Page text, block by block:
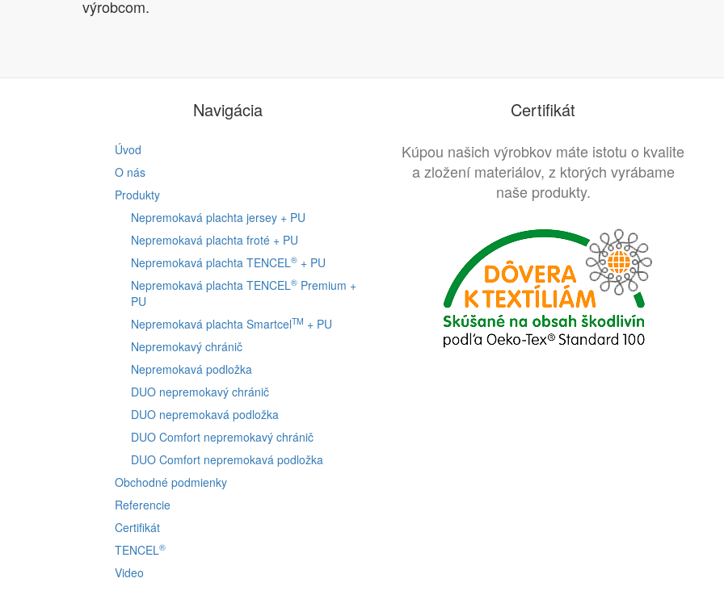
výrobcom.
Navigácia
Úvod
O nás
Produkty
Nepremokavá plachta jersey + PU
Nepremokavá plachta froté + PU
Nepremokavá plachta TENCEL® + PU
Nepremokavá plachta TENCEL® Premium +
PU
Nepremokavá plachta SmartcelTM + PU
Nepremokavý chránič
Nepremokavá podložka
DUO nepremokavý chránič
DUO nepremokavá podložka
DUO Comfort nepremokavý chránič
DUO Comfort nepremokavá podložka
Obchodné podmienky
Referencie
Certifikát
TENCEL®
Video
Certifikát
Kúpou našich výrobkov máte istotu o kvalite
a zložení materiálov, z ktorých vyrábame
naše produkty.